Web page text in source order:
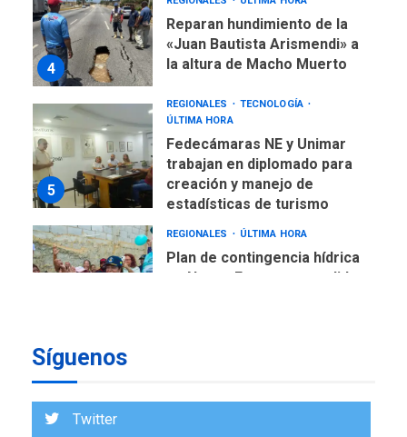
4
Reparan hundimiento de la
«Juan Bautista Arismendi» a
la altura de Macho Muerto
5
REGIONALES
TECNOLOGÍA
ÚLTIMA HORA
Fedecámaras NE y Unimar
trabajan en diplomado para
creación y manejo de
estadísticas de turismo
REGIONALES ÚLTIMA HORA
Plan de contingencia hídrica
en Nueva Esparta consolida
7
Síguenos
Twitter